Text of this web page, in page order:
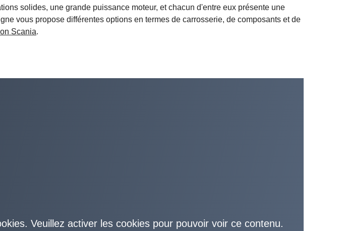
solides, une grande puissance moteur, et chacun d'entre eux présente une
vous propose différentes options en termes de carrosserie, de composants et de
Scania.
Veuillez activer les cookies pour pouvoir voir ce contenu.